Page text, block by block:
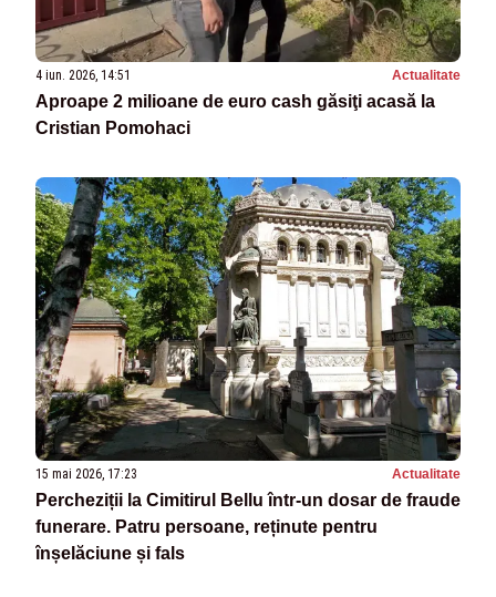
4 iun. 2026, 14:51 Actualitate
Aproape 2 milioane de euro cash găsiţi acasă la
Cristian Pomohaci
15 mai 2026, 17:23 Actualitate
Percheziții la Cimitirul Bellu într-un dosar de fraude
funerare. Patru persoane, reținute pentru
înșelăciune și fals